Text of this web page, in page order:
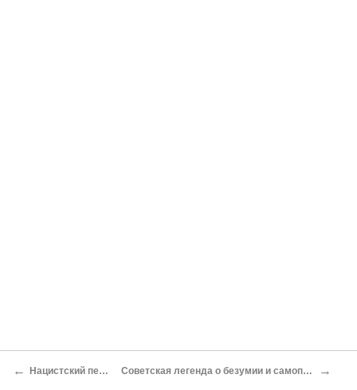
← Нацистский переворот Советская легенда о безумии и самопожертвовании →